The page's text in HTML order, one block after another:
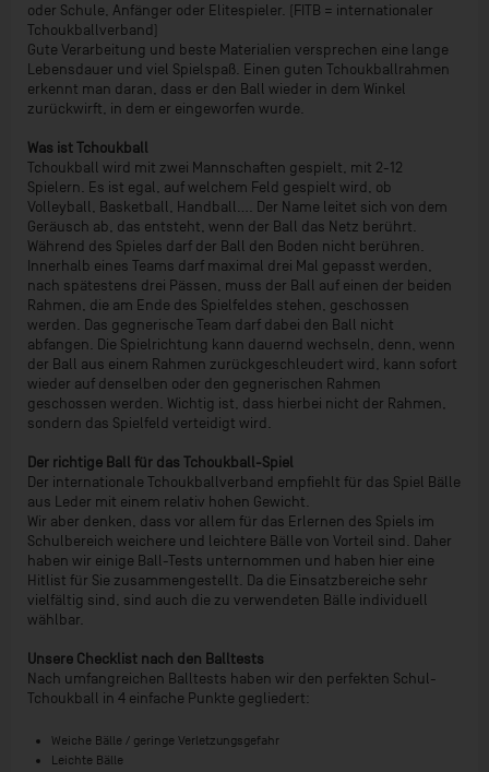
oder Schule, Anfänger oder Elitespieler. (FITB = internationaler
Tchoukballverband)
Gute Verarbeitung und beste Materialien versprechen eine lange
Lebensdauer und viel Spielspaß. Einen guten Tchoukballrahmen
erkennt man daran, dass er den Ball wieder in dem Winkel
zurückwirft, in dem er eingeworfen wurde.
Was ist Tchoukball
Tchoukball wird mit zwei Mannschaften gespielt, mit 2-12
Spielern. Es ist egal, auf welchem Feld gespielt wird, ob
Volleyball, Basketball, Handball.... Der Name leitet sich von dem
Geräusch ab, das entsteht, wenn der Ball das Netz berührt.
Während des Spieles darf der Ball den Boden nicht berühren.
Innerhalb eines Teams darf maximal drei Mal gepasst werden,
nach spätestens drei Pässen, muss der Ball auf einen der beiden
Rahmen, die am Ende des Spielfeldes stehen, geschossen
werden. Das gegnerische Team darf dabei den Ball nicht
abfangen. Die Spielrichtung kann dauernd wechseln, denn, wenn
der Ball aus einem Rahmen zurückgeschleudert wird, kann sofort
wieder auf denselben oder den gegnerischen Rahmen
geschossen werden. Wichtig ist, dass hierbei nicht der Rahmen,
sondern das Spielfeld verteidigt wird.
Der richtige Ball für das Tchoukball-Spiel
Der internationale Tchoukballverband empfiehlt für das Spiel Bälle
aus Leder mit einem relativ hohen Gewicht.
Wir aber denken, dass vor allem für das Erlernen des Spiels im
Schulbereich weichere und leichtere Bälle von Vorteil sind. Daher
haben wir einige Ball-Tests unternommen und haben hier eine
Hitlist für Sie zusammengestellt. Da die Einsatzbereiche sehr
vielfältig sind, sind auch die zu verwendeten Bälle individuell
wählbar.
Unsere Checklist nach den Balltests
Nach umfangreichen Balltests haben wir den perfekten Schul-
Tchoukball in 4 einfache Punkte gegliedert:
Weiche Bälle / geringe Verletzungsgefahr
Leichte Bälle